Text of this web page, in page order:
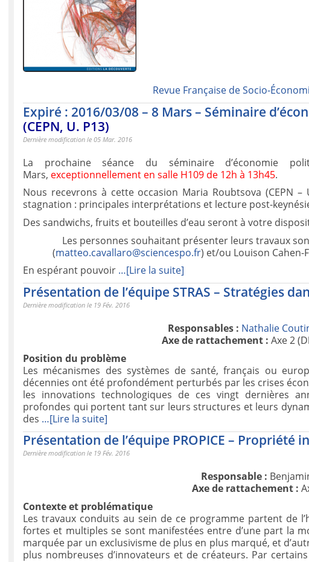
Revue Française de Socio-
Expiré : 2016/03/08 – 8 Mars – Séminaire
(CEPN, U. P13)
Dernière modification le 05 Mar. 2016
La prochaine séance du séminaire d’économie
Mars, exceptionnellement en salle H109 de 12h à 13h45.
Nous recevrons à cette occasion Maria Roubtsova (CEPN
stagnation : principales interprétations et lecture post-
Des sandwichs, fruits et bouteilles d’eau seront à votre
Les personnes souhaitant présenter leurs travaux
(matteo.cavallaro@sciencespo.fr) et/ou Louison Cahen-
En espérant pouvoir …[Lire la suite]
Présentation de l’équipe STRAS – Stratégies
Dernière modification le 19 Fév. 2016
Responsables : Nathalie
Axe de rattachement : Axe 2
Position du problème
Les mécanismes des systèmes de santé, français ou
décennies ont été profondément perturbés par les crises
les innovations technologiques de ces vingt dernières
profondes qui portent tant sur leurs structures et leurs
des …[Lire la suite]
Présentation de l’équipe PROPICE –
Dernière modification le 19 Fév. 2016
Responsable :
Axe de rattachement :
Contexte et problématique
Les travaux conduits au sein de ce programme partent de
fortes et multiples se sont manifestées entre d’une part la
marquée par un exclusivisme de plus en plus marqué, et
plus nombreuses d’innovateurs et de créateurs. Par